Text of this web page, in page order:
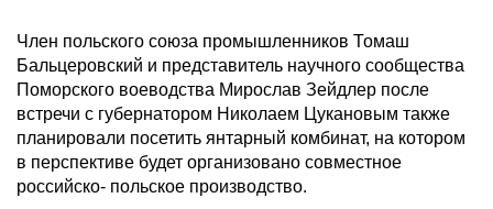
Член польского союза промышленников Томаш
Бальцеровский и представитель научного сообщества
Поморского воеводства Мирослав Зейдлер после
встречи с губернатором Николаем Цукановым также
планировали посетить янтарный комбинат, на котором
в перспективе будет организовано совместное
российско- польское производство.